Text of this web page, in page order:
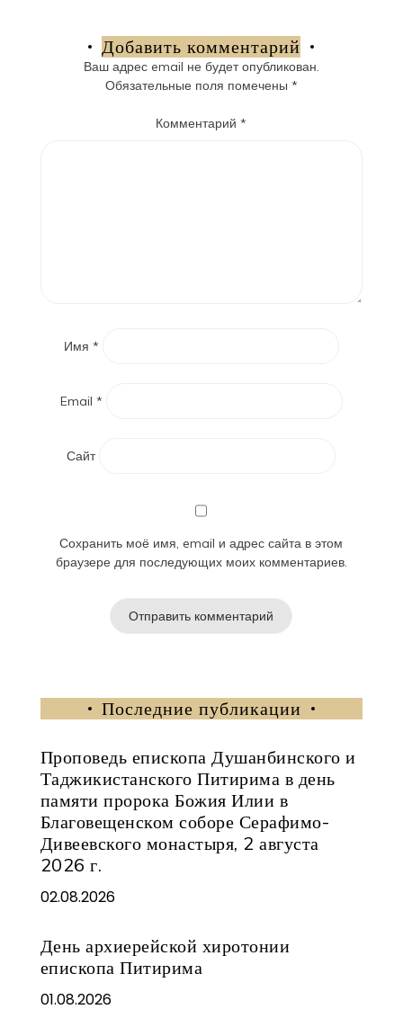
записям
Добавить комментарий
Ваш адрес email не будет опубликован.
Обязательные поля помечены *
Комментарий*
Имя *
Email *
Сайт
Сохранить моё имя, email и адрес сайта в этом
браузере для последующих моих комментариев.
Последние публикации
Проповедь епископа Душанбинского и
Таджикистанского Питирима в день
памяти пророка Божия Илии в
Благовещенском соборе Серафимо-
Дивеевского монастыря, 2 августа
2026 г.
02.08.2026
День архиерейской хиротонии
епископа Питирима
01.08.2026